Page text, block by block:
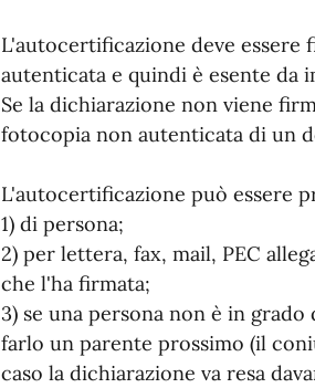
L'autocertificazione deve essere
autenticata e quindi è esente da
Se la dichiarazione non viene
fotocopia non autenticata di un
L'autocertificazione può essere
1) di persona;
2) per lettera, fax, mail, PEC
che l'ha firmata;
3) se una persona non è in
farlo un parente prossimo (il
caso la dichiarazione va resa